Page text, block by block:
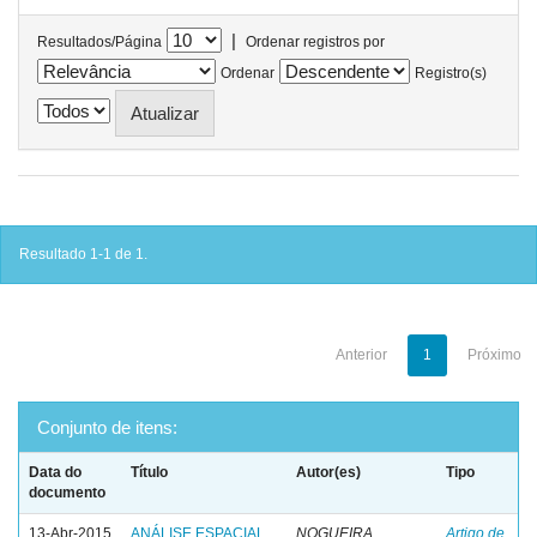
Resultados/Página |
Ordenar registros por
Ordenar
Registro(s)
Resultado 1-1 de 1.
Anterior 1 Próximo
Conjunto de itens:
Data do
documento
Título Autor(es) Tipo
13-Abr-2015 ANÁLISE ESPACIAL NOGUEIRA, Artigo de